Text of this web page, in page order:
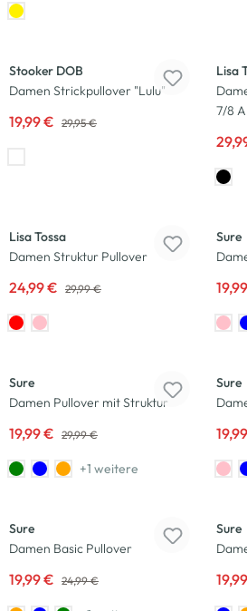
Stooker DOB
Damen Strickpullover "Lulu"
19,99 € 29,95 €
Lisa
7/8
Lisa Tossa
Damen Struktur Pullover
24,99 € 29,99 €
Sure
Sure
Damen Pullover mit Struktur
19,99 € 29,99 €
+1 weitere
Sure
Sure
Damen Basic Pullover
19,99 € 24,99 €
Sure